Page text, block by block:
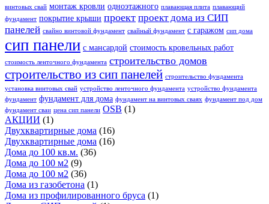
винтовых свай монтаж кровли одноэтажного плавающая плита плавающий
фундамент покрытие крыши проект проект дома из СИП
панелей свайно винтовой фундамент свайный фундамент с гаражом сип дома
сип панели с мансардой стоимость кровельных работ
стоимость ленточного фундамента строительство домов
строительство из сип панелей строительство фундамента
установка винтовых свай устройство ленточного фундамента устройство фундамента
фундамент фундамент для дома фундамент на винтовых сваях фундамент под дом
фундамент сваи цена сип панели OSB (1)
АКЦИИ (1)
Двухквартирные дома (16)
Двухквартирные дома (16)
Дома до 100 кв.м. (36)
Дома до 100 м2 (9)
Дома до 100 м2 (36)
Дома из газобетона (1)
Дома из профилированного бруса (1)